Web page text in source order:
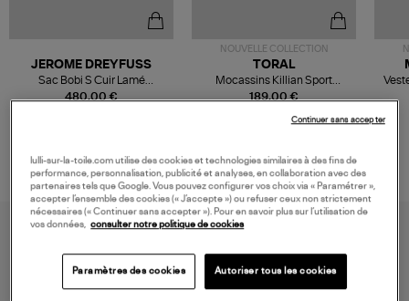
480,00 €
JEROME DREYFUSS
Sac Bobi S Cuir Lamé
Champagne
NOUVELLE COLLECTION
189,00 €
TORAL
Mocassins Killian Sport
Mousse
lulli-sur-la-toile.com utilise des cookies et technologies similaires à des fins de
performance, personnalisation, publicité et analyses, en collaboration avec des
partenaires tels que Google. Vous pouvez configurer vos choix via « Paramétrer »,
accepter l’ensemble des cookies (« J’accepte ») ou refuser ceux non strictement
nécessaires (« Continuer sans accepter »). Pour en savoir plus sur l’utilisation de
vos données, consulter notre politique de cookies
Paramètres des cookies Autoriser tous les cookies
Continuer sans accepter